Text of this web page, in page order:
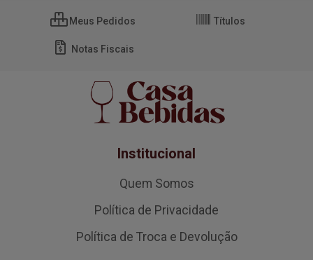
Meus Pedidos Títulos
Notas Fiscais
Institucional
Quem Somos
Política de Privacidade
Política de Troca e Devolução